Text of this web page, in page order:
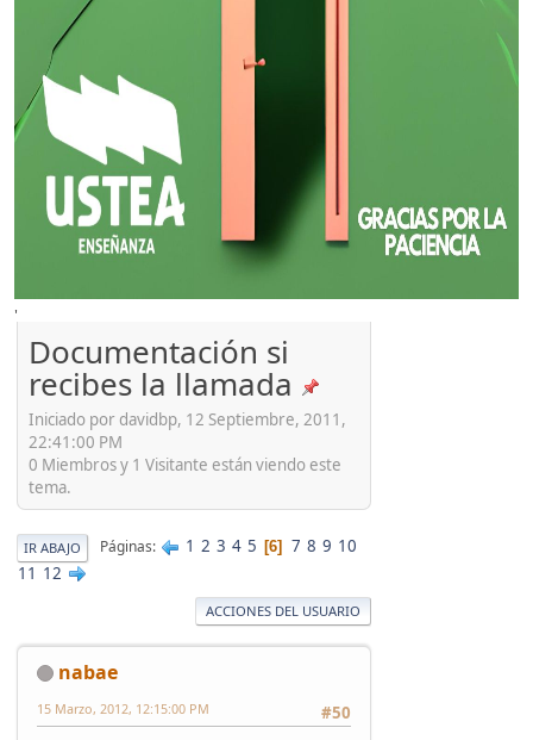
'
Documentación si
recibes la llamada
Iniciado por davidbp, 12 Septiembre, 2011,
22:41:00 PM
0 Miembros y 1 Visitante están viendo este
tema.
IR ABAJO Páginas 1 2 3 4 5 6 7 8 9 10
11 12
ACCIONES DEL USUARIO
nabae
#50
15 Marzo, 2012, 12:15:00 PM